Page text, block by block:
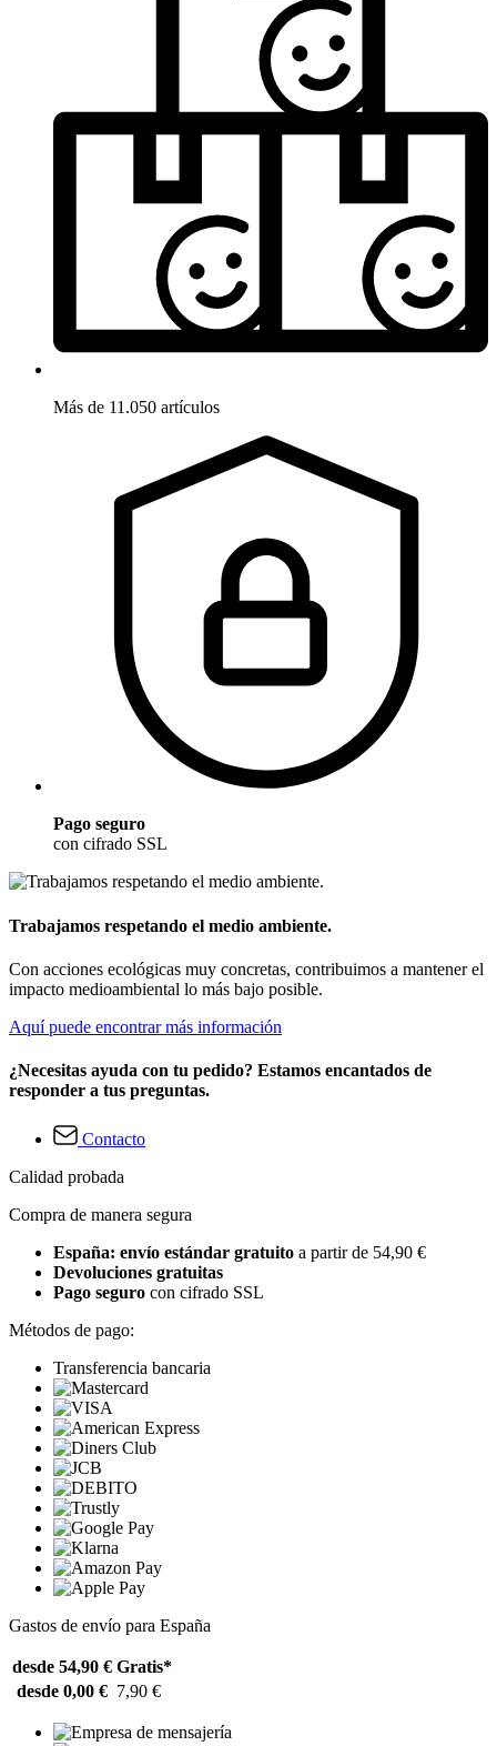
Más de 11.050 artículos
Pago seguro
con cifrado SSL
Trabajamos respetando el medio ambiente.
Con acciones ecológicas muy concretas, contribuimos a mantener el
impacto medioambiental lo más bajo posible.
Aquí puede encontrar más información
¿Necesitas ayuda con tu pedido? Estamos encantados de
responder a tus preguntas.
Contacto
Calidad probada
Compra de manera segura
España: envío estándar gratuito a partir de 54,90 €
Devoluciones gratuitas
Pago seguro con cifrado SSL
Métodos de pago:
Transferencia bancaria
Gastos de envío para España
desde 54,90 € Gratis*
desde 0,00 € 7,90 €